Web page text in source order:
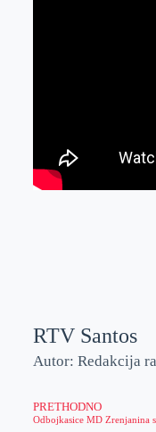
RTV Santos
Autor: Redakcija
PRETHODNO